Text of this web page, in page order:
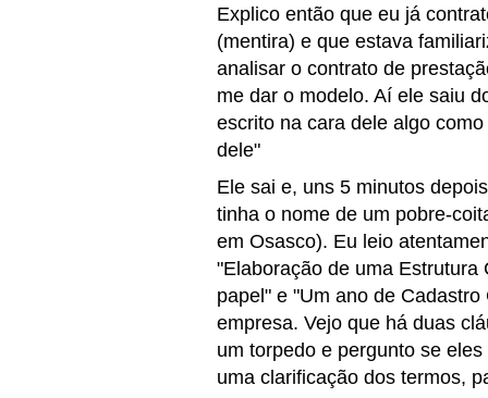
Explico então que eu já
(mentira) e que estava
analisar o contrato de
me dar o modelo. Aí ele saiu
escrito na cara dele algo
dele"
Ele sai e, uns 5 minutos
tinha o nome de um pobre-
em Osasco). Eu leio
"Elaboração de uma
papel" e "Um ano de
empresa. Vejo que há duas
um torpedo e pergunto se
uma clarificação dos termos,